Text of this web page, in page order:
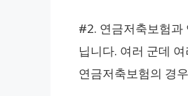
#2. 연금저축보험과
닙니다. 여러 군데
연금저축보험의 경